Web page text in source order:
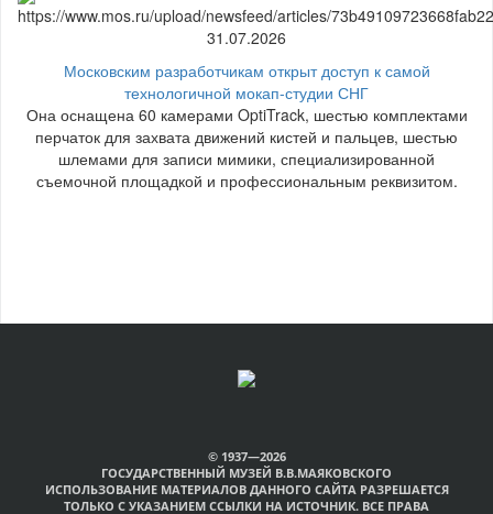
31.07.2026
Московским разработчикам открыт доступ к самой
технологичной мокап-студии СНГ
Она оснащена 60 камерами OptiTrack, шестью комплектами
перчаток для захвата движений кистей и пальцев, шестью
шлемами для записи мимики, специализированной
съемочной площадкой и профессиональным реквизитом.
© 1937—2026
ГОСУДАРСТВЕННЫЙ МУЗЕЙ В.В.МАЯКОВСКОГО
ИСПОЛЬЗОВАНИЕ МАТЕРИАЛОВ ДАННОГО САЙТА РАЗРЕШАЕТСЯ
ТОЛЬКО С УКАЗАНИЕМ ССЫЛКИ НА ИСТОЧНИК. ВСЕ ПРАВА